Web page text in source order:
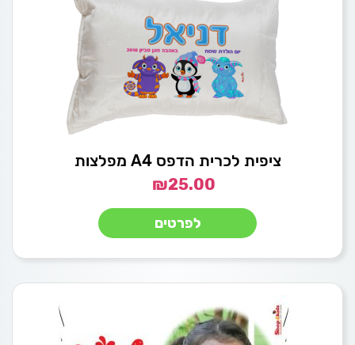
ציפית לכרית הדפס A4 מפלצות
₪25.00
לפרטים